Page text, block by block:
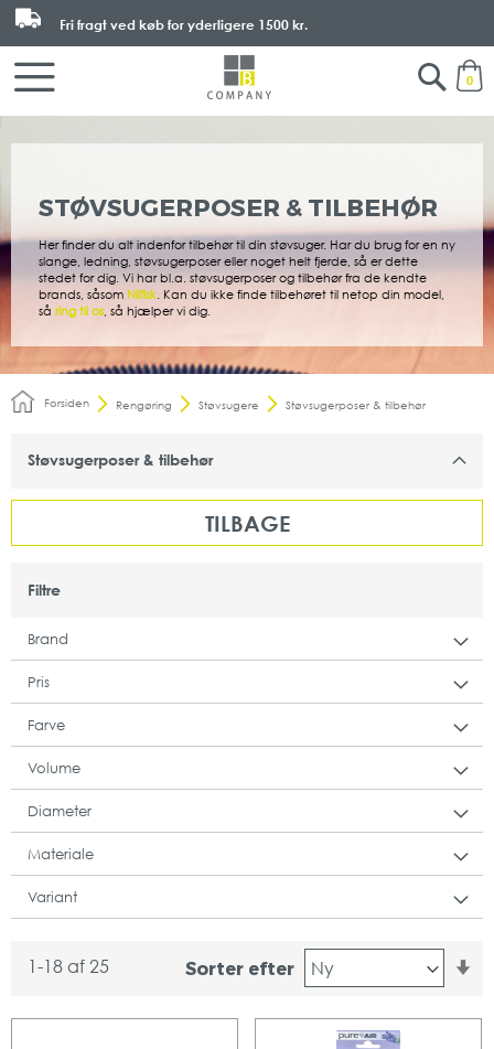
0
Fri fragt ved køb for yderligere 1500 kr.
Search
STØVSUGERPOSER & TILBEHØR
Her finder du alt indenfor tilbehør til din støvsuger. Har du brug for en ny
slange, ledning, støvsugerposer eller noget helt fjerde, så er dette
stedet for dig. Vi har bl.a. støvsugerposer og tilbehør fra de kendte
brands, såsom Nilfisk . Kan du ikke finde tilbehøret til netop din model,
så ring til os, så hjælper vi dig.
Forsiden Rengøring Støvsugere Støvsugerposer & tilbehør
1-18 af 25 Sorter efter
Støvsugerposer & tilbehør
TILBAGE
Filtre
Brand
Pris
Farve
Volume
Diameter
Materiale
Variant